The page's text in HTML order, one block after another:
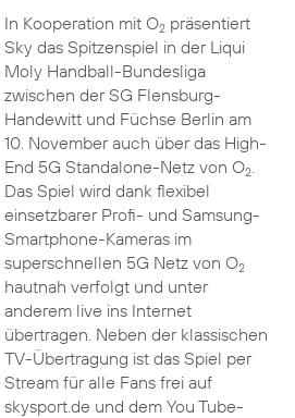
In Kooperation mit O2präsentiert
Sky das Spitzenspiel in der Liqui
Moly Handball-Bundesliga
zwischen der SG Flensburg-
Handewitt und Füchse Berlin am
10. November auch über das High-
End 5G Standalone-Netz von O2.
Das Spiel wird dank flexibel
einsetzbarer Profi- und Samsung-
Smartphone-Kameras im
superschnellen 5G Netz von O2
hautnah verfolgt und unter
anderem live ins Internet
übertragen. Neben der klassischen
TV-Übertragung ist das Spiel per
Stream für alle Fans frei auf
skysport.de und dem You Tube-